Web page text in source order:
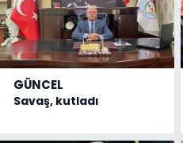
GÜNCEL
Savaş, kutladı